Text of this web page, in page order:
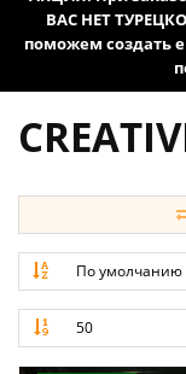
ВАС НЕТ
поможем создать
По умолчанию
50